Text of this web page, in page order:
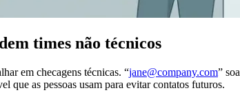
times não técnicos
em checagens técnicas. “jane@company.com”
que as pessoas usam para evitar contatos futuros.